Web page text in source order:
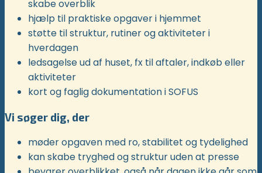
skabe overblik
hjælp til praktiske opgaver i hjemmet
støtte til struktur, rutiner og aktiviteter i
hverdagen
ledsagelse ud af huset, fx til aftaler, indkøb eller
aktiviteter
kort og faglig dokumentation i SOFUS
Vi søger dig, der
møder opgaven med ro, stabilitet og tydelighed
kan skabe tryghed og struktur uden at presse